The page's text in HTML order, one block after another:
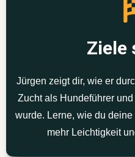
Ziele
Jürgen zeigt dir, wie er
Zucht als Hundeführer
wurde. Lerne, wie du
mehr Leichtigkeit